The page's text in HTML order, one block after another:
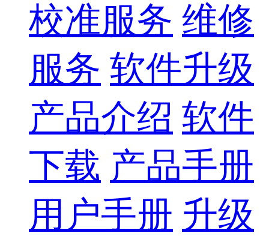
校准服务 维修
服务 软件升级
产品介绍 软件
下载 产品手册
用户手册 升级